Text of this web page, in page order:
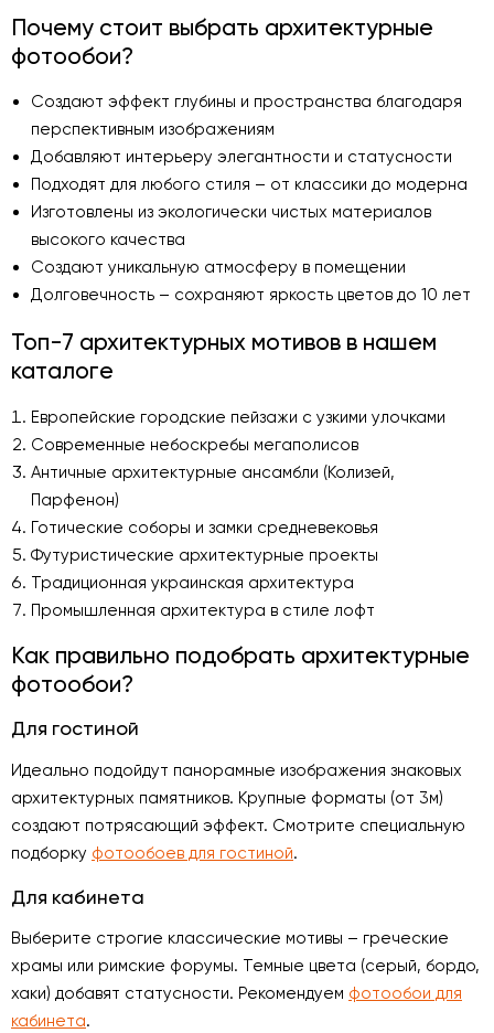
Почему стоит выбрать архитектурные
фотообои?
Создают эффект глубины и пространства благодаря
перспективным изображениям
Добавляют интерьеру элегантности и статусности
Подходят для любого стиля – от классики до модерна
Изготовлены из экологически чистых материалов
высокого качества
Создают уникальную атмосферу в помещении
Долговечность – сохраняют яркость цветов до 10 лет
Топ-7 архитектурных мотивов в нашем
каталоге
Европейские городские пейзажи с узкими улочками
Современные небоскребы мегаполисов
Античные архитектурные ансамбли (Колизей,
Парфенон)
Готические соборы и замки средневековья
Футуристические архитектурные проекты
Традиционная украинская архитектура
Промышленная архитектура в стиле лофт
Как правильно подобрать архитектурные
фотообои?
Для гостиной
Идеально подойдут панорамные изображения знаковых
архитектурных памятников. Крупные форматы (от 3м)
создают потрясающий эффект. Смотрите специальную
подборку фотообоев для гостиной.
Для кабинета
Выберите строгие классические мотивы – греческие
храмы или римские форумы. Темные цвета (серый, бордо,
хаки) добавят статусности. Рекомендуем фотообои для
кабинета.